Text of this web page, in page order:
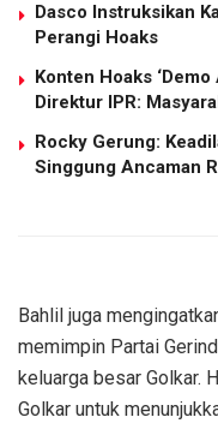
Dasco Instruksikan
Perangi Hoaks
Konten Hoaks
Direktur IPR:
Rocky Gerung:
Singgung Ancaman
Bahlil juga
memimpin Partai
keluarga besar Golkar.
Golkar untuk